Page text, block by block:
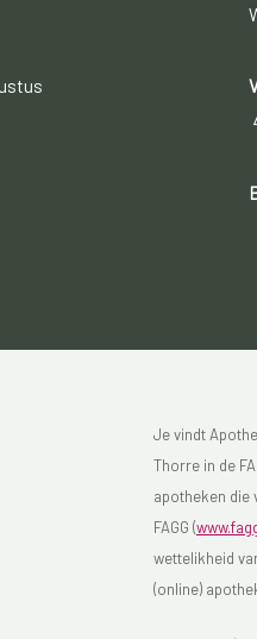
Je vindt
Thorre in de
apotheken die
FAGG (
wettelikheid
(online)